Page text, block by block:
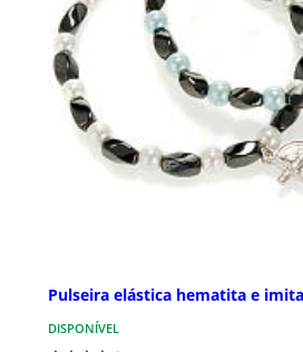
Pulseira elástica hematita e
DISPONÍVEL